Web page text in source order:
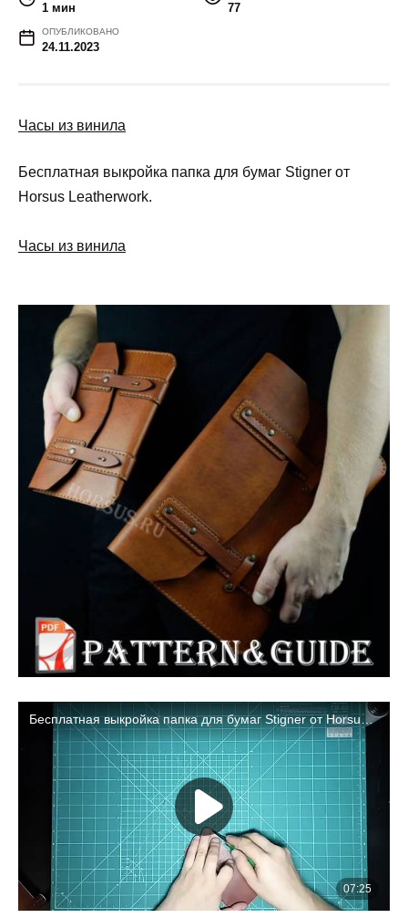
1 мин 77
ОПУБЛИКОВАНО
24.11.2023
Часы из винила
Бесплатная выкройка папка для бумаг Stigner от
Horsus Leatherwork.
Часы из винила